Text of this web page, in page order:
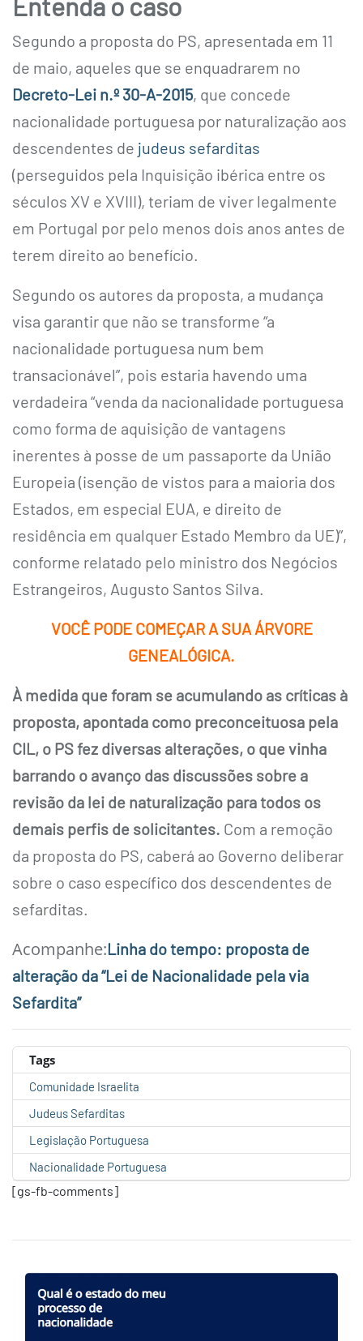
Segundo a proposta do PS, apresentada em 11
de maio, aqueles que se enquadrarem no
Decreto-Lei n.º 30-A-2015, que concede
nacionalidade portuguesa por naturalização aos
descendentes de judeus sefarditas
(perseguidos pela Inquisição ibérica entre os
séculos XV e XVIII), teriam de viver legalmente
em Portugal por pelo menos dois anos antes de
terem direito ao benefício.
Segundo os autores da proposta, a mudança
visa garantir que não se transforme “a
nacionalidade portuguesa num bem
transacionável”, pois estaria havendo uma
verdadeira “venda da nacionalidade portuguesa
como forma de aquisição de vantagens
inerentes à posse de um passaporte da União
Europeia (isenção de vistos para a maioria dos
Estados, em especial EUA, e direito de
residência em qualquer Estado Membro da UE)”,
conforme relatado pelo ministro dos Negócios
Estrangeiros, Augusto Santos Silva.
VOCÊ PODE COMEÇAR A SUA ÁRVORE
GENEALÓGICA.
À medida que foram se acumulando as críticas à
proposta, apontada como preconceituosa pela
CIL, o PS fez diversas alterações, o que vinha
barrando o avanço das discussões sobre a
revisão da lei de naturalização para todos os
demais perfis de solicitantes. Com a remoção
da proposta do PS, caberá ao Governo deliberar
sobre o caso específico dos descendentes de
sefarditas.
Acompanhe:Linha do tempo: proposta de
alteração da “Lei de Nacionalidade pela via
Sefardita”
Tags
Comunidade Israelita
Judeus Sefarditas
Legislação Portuguesa
Nacionalidade Portuguesa
[gs-fb-comments]